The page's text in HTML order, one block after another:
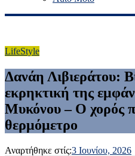
LifeStyle
Δανάη Λιβιεράτου:
εκρηκτική της
Μυκόνου – Ο χορός
θερμόμετρο
Αναρτήθηκε στίς:3 Ιουνίου, 2026